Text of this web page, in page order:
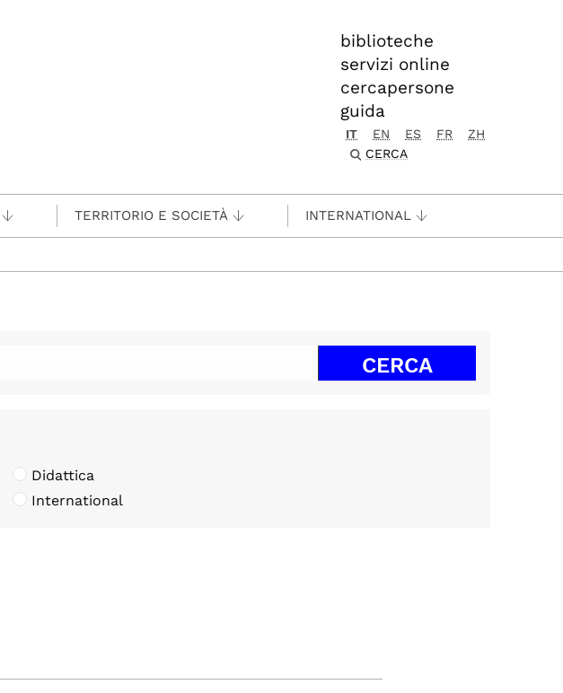
biblioteche
servizi online
cercapersone
guida
IT EN ES FR
ZH
CERCA
TERRITORIO E SOCIETÀ INTERNATIONAL
Didattica
International